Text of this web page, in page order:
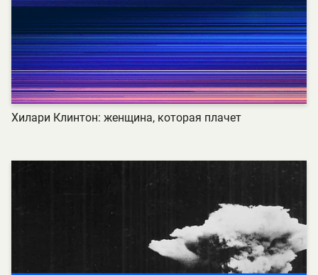
Хилари Клинтон: женщина, которая плачет